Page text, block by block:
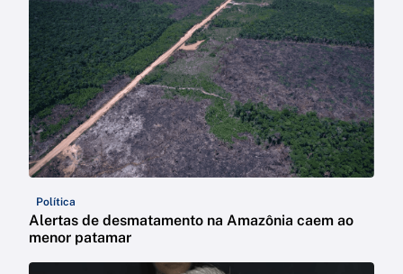
Política
Alertas de desmatamento na Amazônia caem ao
menor patamar